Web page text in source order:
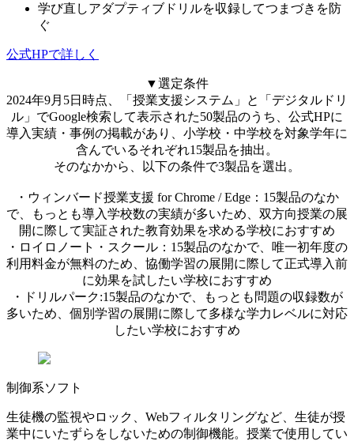
学び直しアダプティブドリルを収録してつまづきを防
ぐ
公式HPで詳しく
▼選定条件
2024年9月5日時点、「授業支援システム」と「デジタルドリ
ル」でGoogle検索して表示された50製品のうち、公式HPに
導入実績・事例の掲載があり、小学校・中学校を対象学年に
含んでいるそれぞれ15製品を抽出。
そのなかから、以下の条件で3製品を選出。
・ウィンバード授業支援 for Chrome / Edge：15製品のなか
で、もっとも導入学校数の実績が多いため、双方向授業の展
開に際して実証された教育効果を求める学校におすすめ
・ロイロノート・スクール：15製品のなかで、唯一初年度の
利用料金が無料のため、協働学習の展開に際して正式導入前
に効果を試したい学校におすすめ
・ドリルパーク:15製品のなかで、もっとも問題の収録数が
多いため、個別学習の展開に際して多様な学力レベルに対応
したい学校におすすめ
制御系ソフト
生徒機の監視やロック、Webフィルタリングなど、生徒が授
業中にいたずらをしないための制御機能。授業で使用してい